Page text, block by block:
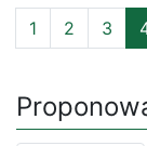
1 2 3